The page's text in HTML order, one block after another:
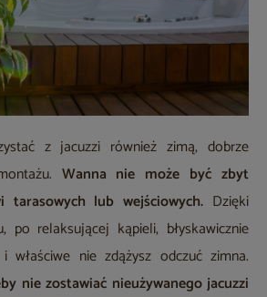
z jacuzzi również zimą, dobrze
Wanna nie może być zbyt
lub wejściowych. Dzięki
po relaksującej kąpieli, błyskawicznie
nie zdążysz odczuć zimna.
nie zostawiać nieużywanego jacuzzi